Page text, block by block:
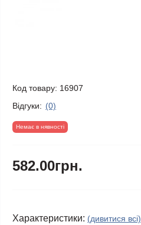
Код товару: 16907
Відгуки: (0)
Немає в нявності
582.00грн.
Характеристики: (дивитися всі)